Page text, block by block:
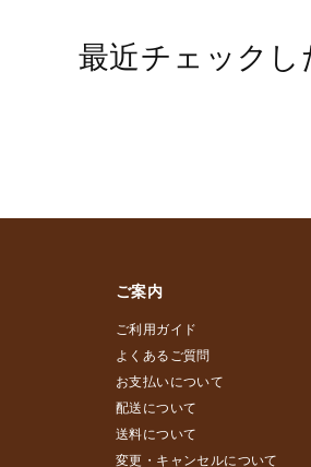
最近チェックし
ご案内
ご利用ガイド
よくあるご質問
お支払いについて
配送について
送料について
変更・キャンセルについて